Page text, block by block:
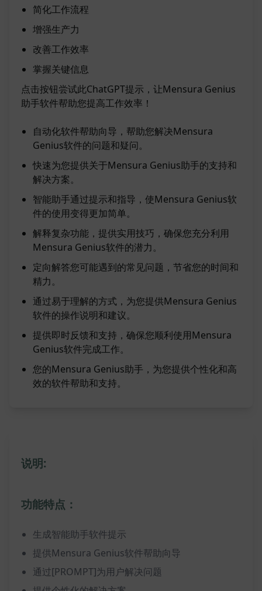
简化工作流程
增强生产力
改善工作效率
掌握关键信息
点击按钮尝试此ChatGPT提示，让Mensura Genius
助手软件帮助您提高工作效率！
自动化软件帮助向导，帮助您解决Mensura
Genius软件的问题和疑问。
快速为您提供关于Mensura Genius助手的支持和
解决方案。
智能助手通过提示和指导，使Mensura Genius软
件的使用变得更加简单。
解释复杂功能，提供实用技巧，确保您充分利用
Mensura Genius软件的潜力。
定向解答您可能遇到的常见问题，节省您的时间和
精力。
通过易于理解的方式，为您提供Mensura Genius
软件的操作说明和建议。
提供即时反馈和支持，确保您顺利使用Mensura
Genius软件完成工作。
您的Mensura Genius助手，为您提供个性化和高
效的软件帮助和支持。
说明:
功能特点：
生成智能助手软件提示
提供Mensura Genius软件帮助向导
通过[PROMPT]为用户解决问题